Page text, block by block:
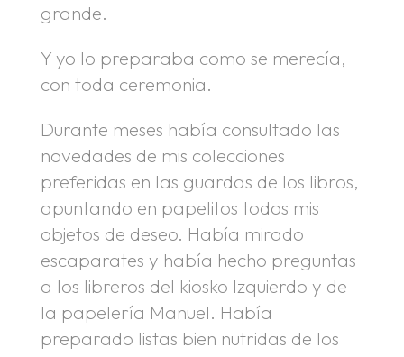
grande.
Y yo lo preparaba como se merecía,
con toda ceremonia.
Durante meses había consultado las
novedades de mis colecciones
preferidas en las guardas de los libros,
apuntando en papelitos todos mis
objetos de deseo. Había mirado
escaparates y había hecho preguntas
a los libreros del kiosko Izquierdo y de
la papelería Manuel. Había
preparado listas bien nutridas de los